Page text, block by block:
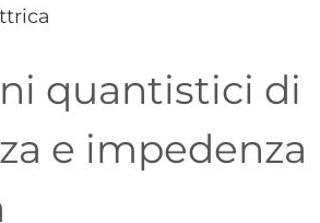
quantistici di
e impedenza